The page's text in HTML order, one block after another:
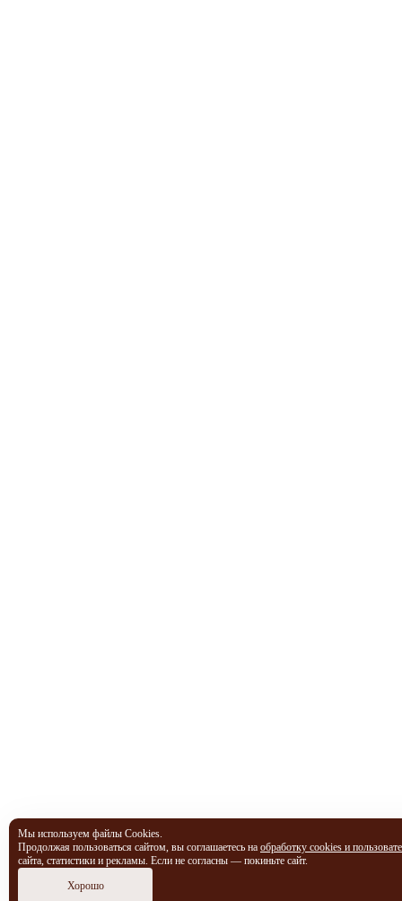
Мы используем файлы Cookies.
Продолжая пользоваться сайтом, вы соглашаетесь на обработку cookies и
сайта, статистики и рекламы. Если не согласны — покиньте сайт.
Хорошо